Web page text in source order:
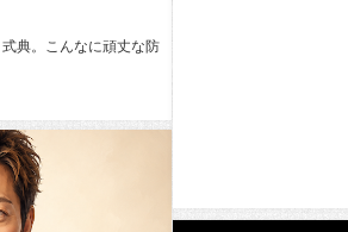
典。こんなに頑丈な防